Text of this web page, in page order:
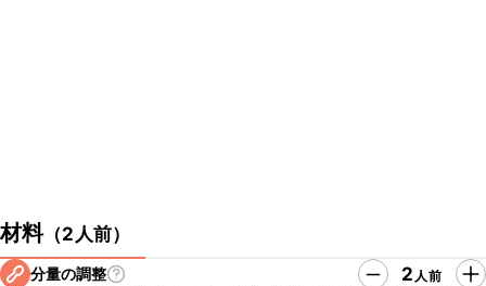
材料（2人前）
分量の調整 2 人前